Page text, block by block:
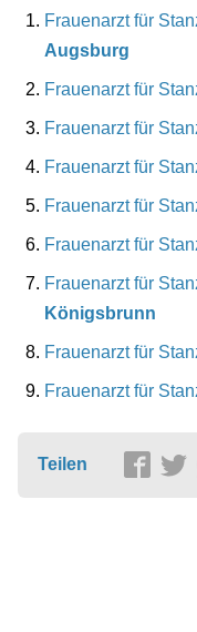
Frauenarzt für
Augsburg
Frauenarzt für
Frauenarzt für
Frauenarzt für
Frauenarzt für
Frauenarzt für
Frauenarzt für
Königsbrunn
Frauenarzt für
Frauenarzt für
Teilen